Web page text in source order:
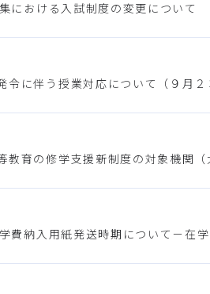
における入試制度の変更について
令に伴う授業対応について（９月
教育の修学支援新制度の対象機関（
費納入用紙発送時期について－在